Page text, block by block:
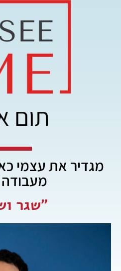
תום
מגדיר את עצמי
"שגר